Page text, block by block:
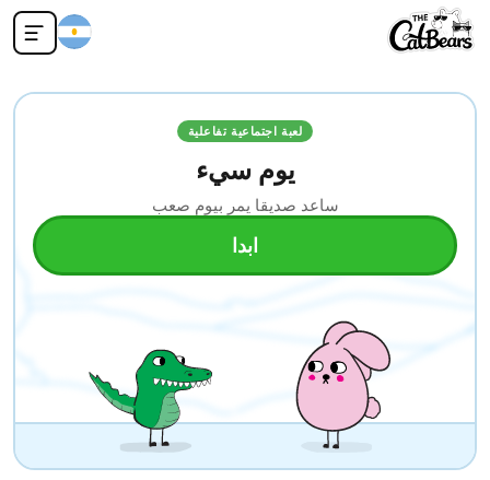
لعبة اجتماعية تفاعلية
يوم سيء
ساعد صديقا يمر بيوم صعب
ابدا